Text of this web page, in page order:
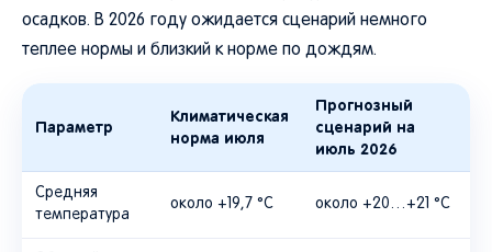
осадков. В 2026 году ожидается сценарий немного
теплее нормы и близкий к норме по дождям.
Параметр
Климатическая
норма июля
Прогнозный
сценарий на
июль 2026
Средняя
температура
около +19,7 °C около +20…+21 °C